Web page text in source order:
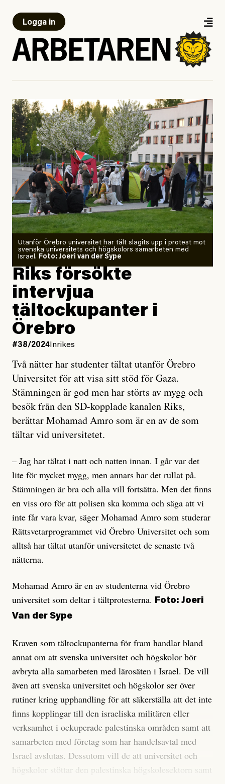
Logga in
Utanför Örebro universitet har tält slagits upp i protest mot
svenska universitets och högskolors samarbeten med
Israel. Foto: Joeri van der Sype
Riks försökte
intervjua
tältockupanter i
Örebro
#38/2024 Inrikes
Två nätter har studenter tältat utanför Örebro
Universitet för att visa sitt stöd för Gaza.
Stämningen är god men har störts av mygg och
besök från den SD-kopplade kanalen Riks,
berättar Mohamad Amro som är en av de som
tältar vid universitetet.
– Jag har tältat i natt och natten innan. I går var det
lite för mycket mygg, men annars har det rullat på.
Stämningen är bra och alla vill fortsätta. Men det finns
en viss oro för att polisen ska komma och säga att vi
inte får vara kvar, säger Mohamad Amro som studerar
Rättsvetarprogrammet vid Örebro Universitet och som
alltså har tältat utanför universitetet de senaste två
nätterna.
Mohamad Amro är en av studenterna vid Örebro
universitet som deltar i tältprotesterna. Foto: Joeri
Van der Sype
Kraven som tältockupanterna för fram handlar bland
annat om att svenska universitet och högskolor bör
avbryta alla samarbeten med lärosäten i Israel. De vill
även att svenska universitet och högskolor ser över
rutiner kring upphandling för att säkerställa att det inte
finns kopplingar till den israeliska militären eller
verksamhet i ockuperade palestinska områden samt att
samarbeten med företag som har handelsavtal med
Israel avslutas. Dessutom vill de att universitet och
högskolor stöttar den palestinska högskolesektorn samt